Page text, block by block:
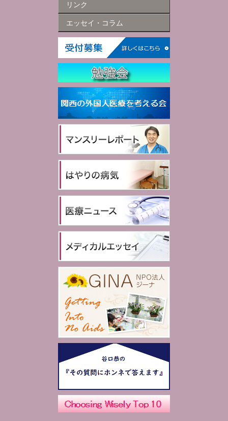
リンク
エッセイ・コラム